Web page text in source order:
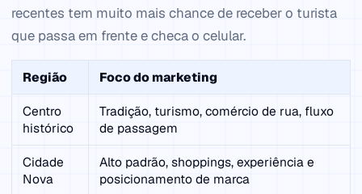
recentes tem muito mais chance de receber o turista
que passa em frente e checa o celular.
Região
Foco do marketing
Centro
histórico
Tradição, turismo, comércio de rua, fluxo
de passagem
Cidade
Nova
Alto padrão, shoppings, experiência e
posicionamento de marca